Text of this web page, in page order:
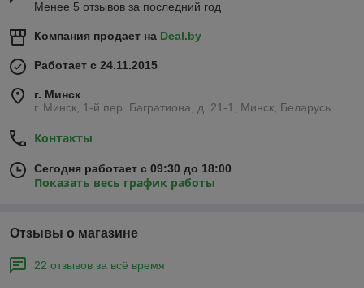
Менее 5 отзывов за последний год
Компания продает на Deal.by
Работает с 24.11.2015
г. Минск
г. Минск, 1-й пер. Багратиона, д. 21-1, Минск, Беларусь
Контакты
Сегодня работает с 09:30 до 18:00
Показать весь график работы
Отзывы о магазине
22 отзывов за всё время